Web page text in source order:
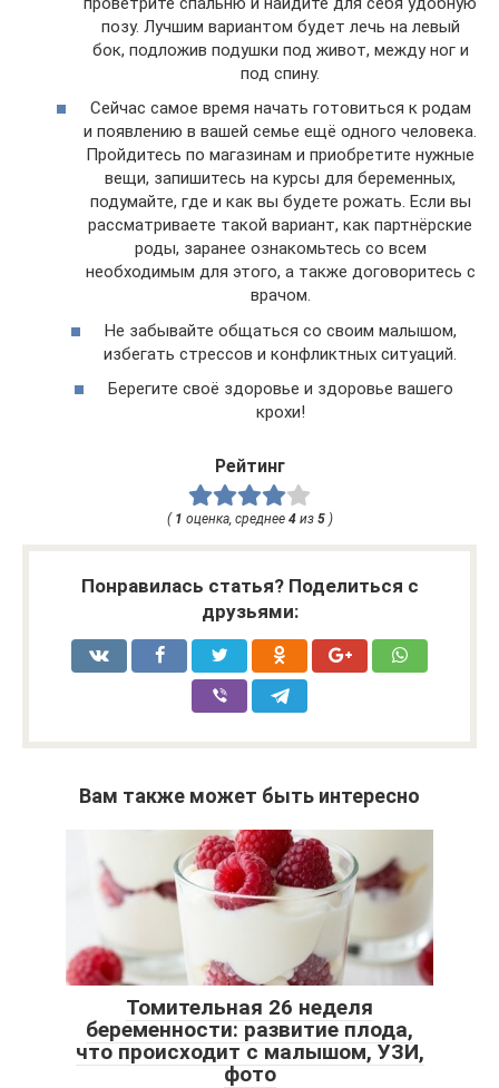
позу. Лучшим вариантом будет лечь на левый
бок, подложив подушки под живот, между ног и
под спину.
Сейчас самое время начать готовиться к родам
и появлению в вашей семье ещё одного человека.
Пройдитесь по магазинам и приобретите нужные
вещи, запишитесь на курсы для беременных,
подумайте, где и как вы будете рожать. Если вы
рассматриваете такой вариант, как партнёрские
роды, заранее ознакомьтесь со всем
необходимым для этого, а также договоритесь с
врачом.
Не забывайте общаться со своим малышом,
избегать стрессов и конфликтных ситуаций.
Берегите своё здоровье и здоровье вашего
крохи!
Рейтинг
( 1 оценка, среднее 4из 5)
Понравилась статья? Поделиться с
друзьями:
Вам также может быть интересно
Томительная 26 неделя
беременности: развитие плода,
что происходит с малышом, УЗИ,
фото